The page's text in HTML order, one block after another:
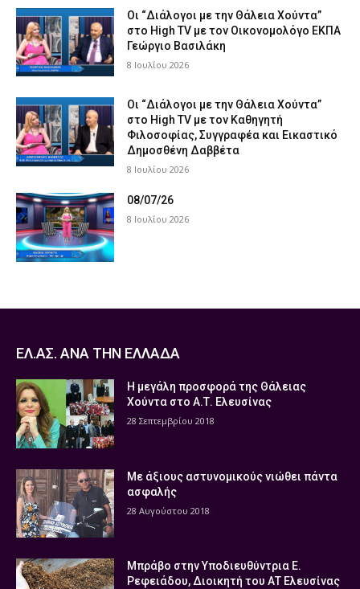
Οι “Διάλογοι με την Θάλεια Χούντα”
στο High TV με τον Οικονομολόγο ΕΚΠΑ
Γεώργιο Βασιλάκη
8 Ιουλίου 2026
Οι “Διάλογοι με την Θάλεια Χούντα”
στο High TV με τον Καθηγητή
Φιλοσοφίας, Συγγραφέα και Εικαστικό
Δημοσθένη Δαββέτα
8 Ιουλίου 2026
08/07/26
8 Ιουλίου 2026
ΕΛ.ΑΣ. ΑΝΑ ΤΗΝ ΕΛΛΑΔΑ
Η μεγάλη προσφορά της Θάλειας
Χούντα στο Α.Τ. Ελευσίνας
28 Σεπτεμβρίου 2018
Με άξιους αστυνομικούς νιώθει πάντα
ασφαλής
28 Αυγούστου 2018
Μπράβο στην Υποδιευθύντρια Ε.
Ρεφειάδου, Διοικητή του ΑΤ Ελευσίνας